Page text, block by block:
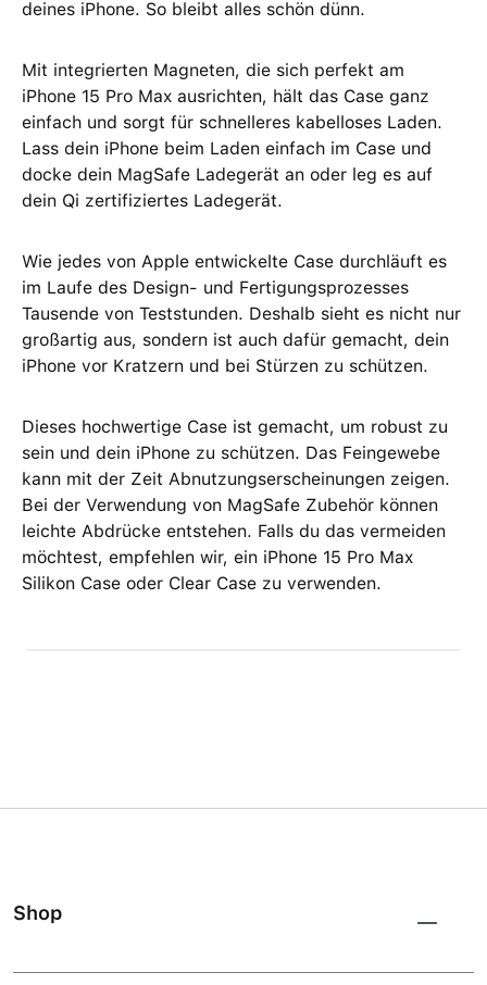
deines iPhone. So bleibt alles schön dünn.
Mit integrierten Magneten, die sich perfekt am
iPhone 15 Pro Max ausrichten, hält das Case ganz
einfach und sorgt für schnelleres kabelloses Laden.
Lass dein iPhone beim Laden einfach im Case und
docke dein MagSafe Ladegerät an oder leg es auf
dein Qi zertifiziertes Ladegerät.
Wie jedes von Apple entwickelte Case durchläuft es
im Laufe des Design‑ und Fertigungsprozesses
Tausende von Teststunden. Deshalb sieht es nicht nur
großartig aus, sondern ist auch dafür gemacht, dein
iPhone vor Kratzern und bei Stürzen zu schützen.
Dieses hochwertige Case ist gemacht, um robust zu
sein und dein iPhone zu schützen. Das Feingewebe
kann mit der Zeit Abnutzungs­erscheinungen zeigen.
Bei der Verwendung von MagSafe Zubehör können
leichte Abdrücke entstehen. Falls du das vermeiden
möchtest, empfehlen wir, ein iPhone 15 Pro Max
Silikon Case oder Clear Case zu verwenden.
Shop